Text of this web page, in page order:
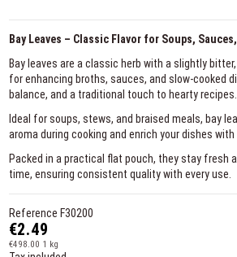
Bay Leaves – Classic Flavor for Soups,
Bay leaves are a classic herb with a slightly
for enhancing broths, sauces, and slow-cooked
balance, and a traditional touch to hearty recipes.
Ideal for soups, stews, and braised meals, bay
aroma during cooking and enrich your dishes
Packed in a practical flat pouch, they stay fresh
time, ensuring consistent quality with every use.
Reference F30200
€2.49
€498.00 1 kg